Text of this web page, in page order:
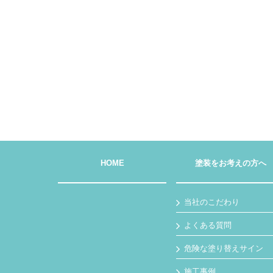
HOME 塗装をお考えの方へ
当社のこだわり
よくある質問
危険な塗り替えサイン